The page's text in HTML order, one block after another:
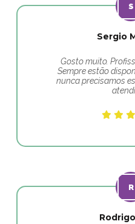
Sergio
Gosto muito.
Sempre estão
nunca precisamos